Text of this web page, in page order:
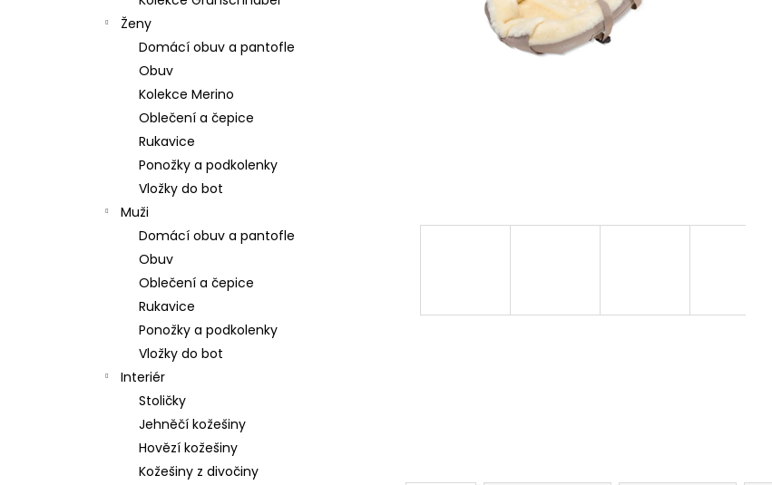
Ženy
Domácí obuv a pantofle
Obuv
Kolekce Merino
Oblečení a čepice
Rukavice
Ponožky a podkolenky
Vložky do bot
Muži
Domácí obuv a pantofle
Obuv
Oblečení a čepice
Rukavice
Ponožky a podkolenky
Vložky do bot
Interiér
Stoličky
Jehněčí kožešiny
Hovězí kožešiny
Kožešiny z divočiny
309 Kč